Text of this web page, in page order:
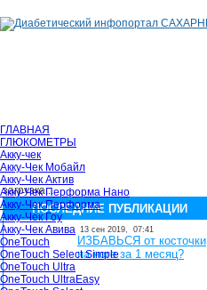
ГЛАВНАЯ
ГЛЮКОМЕТРЫ
Акку-чек
Акку-Чек Мобайл
Акку-Чек Актив
Акку-Чек Перформа Нано
Акку-Чек Перформа
Акку-Чек Гоу
Акку-Чек Авива
OneTouch
OneTouch Select Simple
OneTouch Ultra
OneTouch UltraEasy
загрузка...
ПОСЛЕДНИЕ ПУБЛИКАЦИИ
13 сен 2019, 07:41
ИЗБАВЬСЯ от косточки
на ноге за 1 месяц?